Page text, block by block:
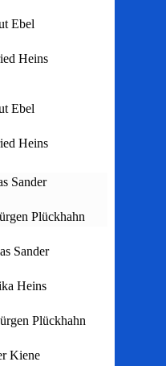
Ebel
Heins
Ebel
Heins
Sander
Plückhahn
Sander
Heins
Plückhahn
Kiene